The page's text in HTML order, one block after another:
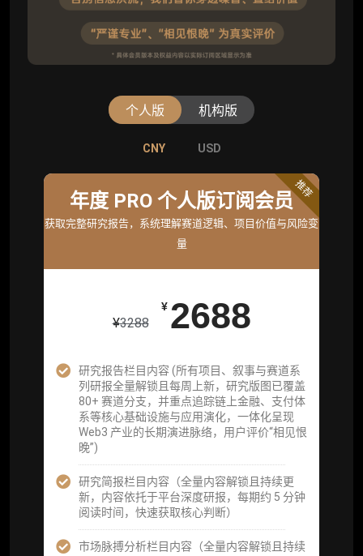
个人版 机构版
CNY USD
年度 PRO 个人版订阅会员
获取完整研究报告，系统理解赛道逻辑、项目价值与风险变
量
¥3288
¥ 2688
研究报告栏目内容 (所有项目、叙事与赛道系
列研报全量解锁且每周上新，研究版图已覆盖
80+ 赛道分支，并重点追踪链上金融、支付体
系等核心基础设施与应用演化，一体化呈现
Web3 产业的长期演进脉络，用户评价“相见恨
晚”)
研究简报栏目内容（全量内容解锁且持续更
新，内容依托于平台深度研报，每期约 5 分钟
阅读时间，快速获取核心判断）
市场脉搏分析栏目内容（全量内容解锁且持续
推荐
CNY USD
机构标准年度服务会员
获取机构级研究与基础服务
26800
服)
机构增强研究包（在每期研报基础上，进一步
提供一页纸格局图、机构视角附录、结构化数
据集与定向持续追踪数据库，将研报内容沉淀
为可复用、可复核、可持续追踪的机构级研究
资产）
定制化研究服务（1次，课题/选题经审核通过
后，由业内享有盛誉的研究团队为你开展专项
研究，并交付一份完整研究报告）
标准版